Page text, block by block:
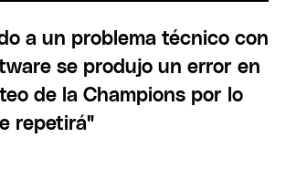
a un problema técnico con
se produjo un error en
de la Champions por lo
repetirá"